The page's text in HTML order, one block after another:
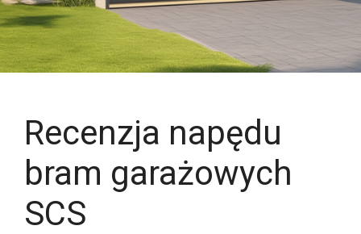
Recenzja napędu
bram garażowych
SCS